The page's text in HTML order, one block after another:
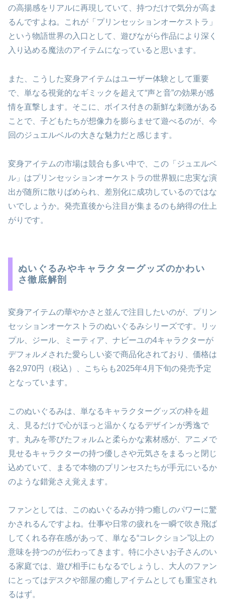
の高揚感をリアルに再現していて、持つだけで気分が高ま
るんですよね。これが「プリンセッションオーケストラ」
という物語世界の入口として、遊びながら作品により深く
入り込める魔法のアイテムになっていると思います。
また、こうした変身アイテムはユーザー体験として重要
で、単なる視覚的なギミックを超えて“声と音”の効果が感
情を直撃します。そこに、ボイス付きの新鮮な刺激がある
ことで、子どもたちが想像力を膨らませて遊べるのが、今
回のジュエルベルの大きな魅力だと感じます。
変身アイテムの市場は競合も多い中で、この「ジュエルベ
ル」はプリンセッションオーケストラの世界観に忠実な演
出が随所に散りばめられ、差別化に成功しているのではな
いでしょうか。発売直後から注目が集まるのも納得の仕上
がりです。
ぬいぐるみやキャラクターグッズのかわい
さ徹底解剖
変身アイテムの華やかさと並んで注目したいのが、プリン
セッションオーケストラのぬいぐるみシリーズです。リッ
プル、ジール、ミーティア、ナビーユの4キャラクターが
デフォルメされた愛らしい姿で商品化されており、価格は
各2,970円（税込）、こちらも2025年4月下旬の発売予定
となっています。
このぬいぐるみは、単なるキャラクターグッズの枠を超
え、見るだけで心がほっと温かくなるデザインが秀逸で
す。丸みを帯びたフォルムと柔らかな素材感が、アニメで
見せるキャラクターの持つ優しさや元気さをまるっと閉じ
込めていて、まるで本物のプリンセスたちが手元にいるか
のような錯覚さえ覚えます。
ファンとしては、このぬいぐるみが持つ癒しのパワーに驚
かされるんですよね。仕事や日常の疲れを一瞬で吹き飛ば
してくれる存在感があって、単なる“コレクション”以上の
意味を持つのが伝わってきます。特に小さいお子さんのい
る家庭では、遊び相手にもなるでしょうし、大人のファン
にとってはデスクや部屋の癒しアイテムとしても重宝され
るはず。